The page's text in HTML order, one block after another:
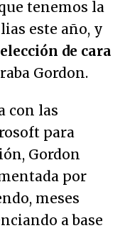
tenemos la
este año, y
de cara
Gordon.
con las
para
Gordon
por
meses
a base